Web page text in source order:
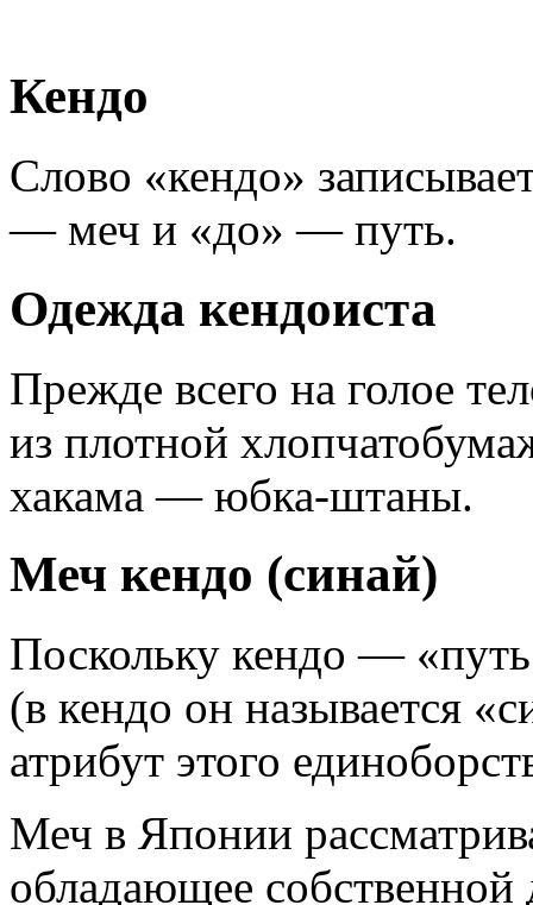
Кендо
Слово «кендо»
— меч и «до» — путь.
Одежда кендоиста
Прежде всего на голое
из плотной
хакама — юбка-штаны.
Меч кендо (синай)
Поскольку кендо — «путь
(в кендо он называется
атрибут этого
Меч в Японии
обладающее